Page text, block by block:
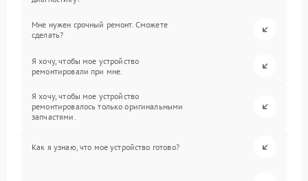
Мне нужен срочный ремонт. Сможете
сделать?
Я хочу, чтобы мое устройство
ремонтировали при мне.
Я хочу, чтобы мое устройство
ремонтировалось только оригинальными
запчастями.
Как я узнаю, что мое устройство готово?